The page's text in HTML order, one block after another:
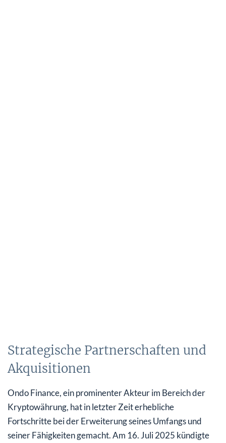
Strategische Partnerschaften und
Akquisitionen
Ondo Finance, ein prominenter Akteur im Bereich der
Kryptowährung, hat in letzter Zeit erhebliche
Fortschritte bei der Erweiterung seines Umfangs und
seiner Fähigkeiten gemacht. Am 16. Juli 2025 kündigte